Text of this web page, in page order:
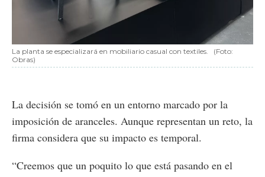
La planta se especializará en mobiliario casual con textiles.
(Foto:
Obras)
La decisión se tomó en un entorno marcado por la
imposición de aranceles. Aunque representan un reto, la
firma considera que su impacto es temporal.
“Creemos que un poquito lo que está pasando en el